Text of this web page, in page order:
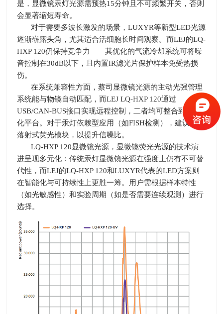
是，显微镜汞灯光源需预热15分钟且不可频繁开关，否则
会显著缩短寿命。
对于需要多波长激发的场景，LUXYR等新型LED光源
逐渐崭露头角，尤其适合活细胞长时间观察。而LEJ的LQ-
HXP 120仍保持竞争力——其优化的气流冷却系统可将噪
音控制在30dB以下，且内置IR滤光片保护样本免受热损
伤。
在系统兼容性方面，蔡司显微镜光源的主动光强管理
系统能与物镜自动匹配，而LEJ LQ-HXP 120通过
USB/CAN-BUS接口实现远程控制，二者均可整合到自动
化平台。对于汞灯依赖型应用（如FISH检测），建议搭配
落射式荧光模块，以提升信噪比。
LQ-HXP 120显微镜光源，显微镜荧光光源的技术演
进呈现多元化：传统汞灯显微镜光源在强度上仍有不可替
代性，而LEJ的LQ-HXP 120和LUXYR代表的LED方案则
在智能化与可持续性上更胜一筹。用户需根据样本特性
（如光敏感性）和实验周期（如是否需要连续观测）进行
选择。